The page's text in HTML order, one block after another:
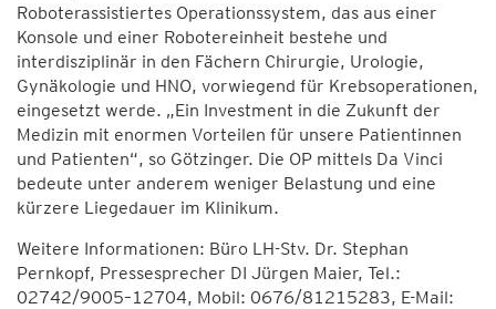
Roboterassistiertes Operationssystem, das aus einer
Konsole und einer Robotereinheit bestehe und
interdisziplinär in den Fächern Chirurgie, Urologie,
Gynäkologie und HNO, vorwiegend für Krebsoperationen,
eingesetzt werde. „Ein Investment in die Zukunft der
Medizin mit enormen Vorteilen für unsere Patientinnen
und Patienten“, so Götzinger. Die OP mittels Da Vinci
bedeute unter anderem weniger Belastung und eine
kürzere Liegedauer im Klinikum.
Weitere Informationen: Büro LH-Stv. Dr. Stephan
Pernkopf, Pressesprecher DI Jürgen Maier, Tel.:
02742/9005–12704, Mobil: 0676/81215283, E-Mail: